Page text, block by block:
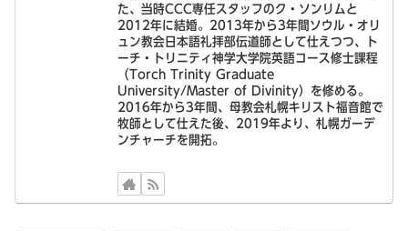
た、当時CCC専任スタッフのク・ソンリムと
2012年に結婚。2013年から3年間ソウル・オリ
ュン教会日本語礼拝部伝道師として仕えつつ、ト
ーチ・トリニティ神学大学院英語コース修士課程
（Torch Trinity Graduate
University/Master of Divinity）を修める。
2016年から3年間、母教会札幌キリスト福音館で
牧師として仕えた後、2019年より、札幌ガーデ
ンチャーチを開拓。